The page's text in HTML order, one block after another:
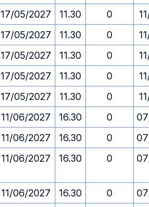
17/05/2027 11.30 0
17/05/2027 11.30 0
17/05/2027 11.30 0
17/05/2027 11.30 0
17/05/2027 11.30 0
11/06/2027 16.30 0
11/06/2027 16.30 0
11/06/2027 16.30 0
11/06/2027 16.30 0